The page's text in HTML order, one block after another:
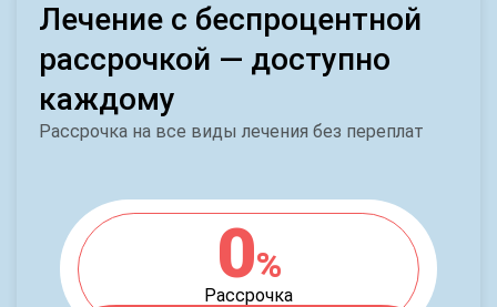
Лечение с беспроцентной
рассрочкой — доступно
каждому
Рассрочка на все виды лечения без переплат
0%
Рассрочка